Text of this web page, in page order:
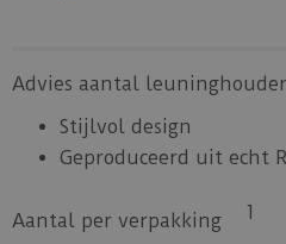
Advies aantal
Stijlvol design
Geproduceerd uit echt
Aantal per verpakking 1